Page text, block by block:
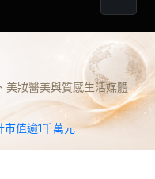
美妝醫美與質感生活媒體
值逾1千萬元